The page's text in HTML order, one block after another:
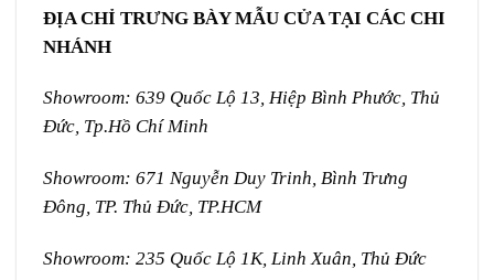
ĐỊA CHỈ TRƯNG BÀY MẪU CỬA TẠI CÁC CHI
NHÁNH
Showroom: 639 Quốc Lộ 13, Hiệp Bình Phước, Thủ
Đức, Tp.Hồ Chí Minh
Showroom: 671 Nguyễn Duy Trinh, Bình Trưng
Đông, TP. Thủ Đức, TP.HCM
Showroom: 235 Quốc Lộ 1K, Linh Xuân, Thủ Đức